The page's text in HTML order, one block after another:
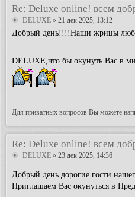
Re: Deluxe online! всем
DELUXE » 21 дек 2025, 13:12
Добрый день!!!!Наши жрицы
DELUXE,что бы окунуть Вас в
Для приватных вопросов Вы можете
Re: Deluxe online! всем
DELUXE » 23 дек 2025, 14:36
Добрый день дорогие гости
Приглашаем Вас окунуться в